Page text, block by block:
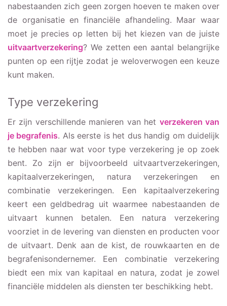
nabestaanden zich geen zorgen hoeven te maken over
de organisatie en financiële afhandeling. Maar waar
moet je precies op letten bij het kiezen van de juiste
uitvaartverzekering? We zetten een aantal belangrijke
punten op een rijtje zodat je weloverwogen een keuze
kunt maken.
Type verzekering
Er zijn verschillende manieren van het verzekeren van
je begrafenis. Als eerste is het dus handig om duidelijk
te hebben naar wat voor type verzekering je op zoek
bent. Zo zijn er bijvoorbeeld uitvaartverzekeringen,
kapitaalverzekeringen, natura verzekeringen en
combinatie verzekeringen. Een kapitaalverzekering
keert een geldbedrag uit waarmee nabestaanden de
uitvaart kunnen betalen. Een natura verzekering
voorziet in de levering van diensten en producten voor
de uitvaart. Denk aan de kist, de rouwkaarten en de
begrafenisondernemer. Een combinatie verzekering
biedt een mix van kapitaal en natura, zodat je zowel
financiële middelen als diensten ter beschikking hebt.